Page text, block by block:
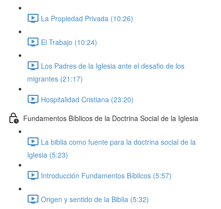
La Propiedad Privada (10:26)
El Trabajo (10:24)
Los Padres de la Iglesia ante el desafio de los
migrantes (21:17)
Hospitalidad Cristiana (23:20)
Fundamentos Bíblicos de la Doctrina Social de la Iglesia
La biblia como fuente para la doctrina social de la
Iglesia (5:23)
Introducción Fundamentos Bíblicos (5:57)
Origen y sentido de la Biblia (5:32)